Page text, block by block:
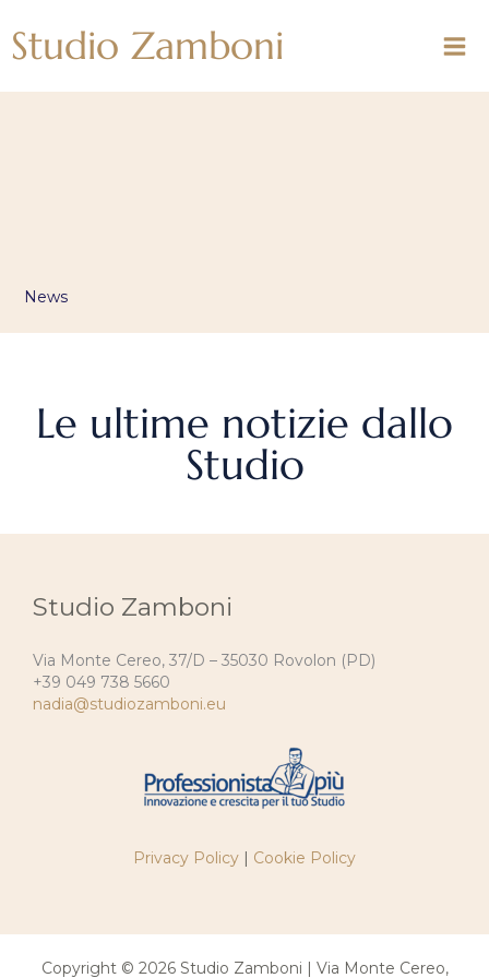
contenuto
Studio Zamboni
News
Le ultime notizie dallo
Studio
Studio Zamboni
Via Monte Cereo, 37/D – 35030 Rovolon (PD)
+39 049 738 5660
nadia@studiozamboni.eu
Privacy Policy | Cookie Policy
Copyright © 2026 Studio Zamboni | Via Monte Cereo,